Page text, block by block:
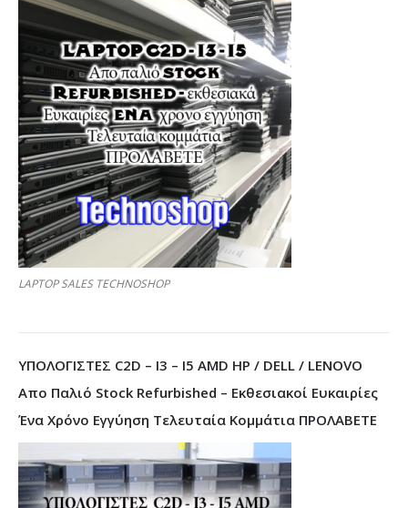
LAPTOP SALES TECHNOSHOP
ΥΠΟΛΟΓΙΣΤΕΣ C2D – I3 – I5 AMD HP / DELL / LENOVO
Απο Παλιό Stock Refurbished – Εκθεσιακοί Ευκαιρίες
Ένα Χρόνο Εγγύηση Τελευταία Κομμάτια ΠΡΟΛΑΒΕΤΕ